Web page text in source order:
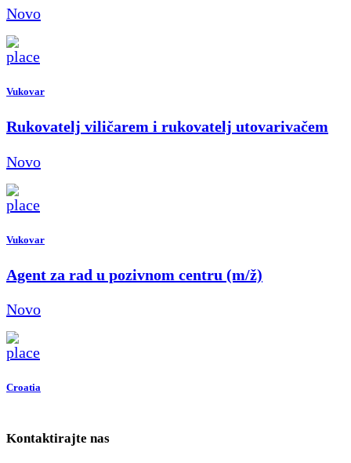
Novo
Vukovar
Rukovatelj viličarem i rukovatelj utovarivačem
Novo
Vukovar
Agent za rad u pozivnom centru (m/ž)
Novo
Croatia
Kontaktirajte nas